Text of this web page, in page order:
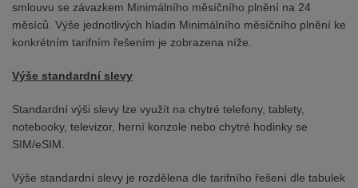
smlouvu se závazkem Minimálního měsíčního plnění na 24
měsíců. Výše jednotlivých hladin Minimálního měsíčního plnění ke
konkrétním tarifním řešením je zobrazena níže.
Výše standardní slevy
Standardní výši slevy lze využít na chytré telefony, tablety,
notebooky, televizor, herní konzole nebo chytré hodinky se
SIM/eSIM.
Výše standardní slevy je rozdělena dle tarifního řešení dle tabulek